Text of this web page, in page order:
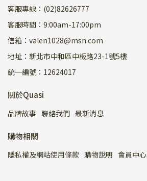
客服專線：(02)82626777
客服時間：9:00am-17:00pm
信箱：valen1028@msn.com
地址：新北市中和區中板路23-1號5樓
統一編號：12624017
關於Quasi
品牌故事 聯絡我們 最新消息
購物相關
隱私權及網站使用條款 購物說明 會員中心